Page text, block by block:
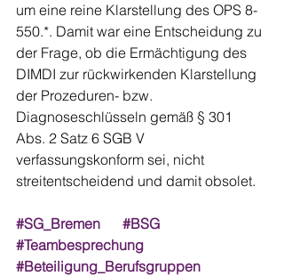
um eine reine Klarstellung des OPS 8-
550.*. Damit war eine Entscheidung zu
der Frage, ob die Ermächtigung des
DIMDI zur rückwirkenden Klarstellung
der Prozeduren- bzw.
Diagnoseschlüsseln gemäß § 301
Abs. 2 Satz 6 SGB V
verfassungskonform sei, nicht
streitentscheidend und damit obsolet.
#SG_Bremen
#BSG
#Teambesprechung
#Beteiligung_Berufsgruppen